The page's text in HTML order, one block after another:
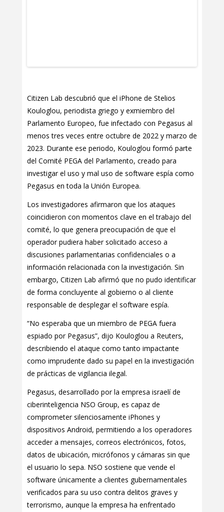
Citizen Lab descubrió que el iPhone de Stelios
Kouloglou, periodista griego y exmiembro del
Parlamento Europeo, fue infectado con Pegasus al
menos tres veces entre octubre de 2022 y marzo de
2023. Durante ese periodo, Kouloglou formó parte
del Comité PEGA del Parlamento, creado para
investigar el uso y mal uso de software espía como
Pegasus en toda la Unión Europea.
Los investigadores afirmaron que los ataques
coincidieron con momentos clave en el trabajo del
comité, lo que genera preocupación de que el
operador pudiera haber solicitado acceso a
discusiones parlamentarias confidenciales o a
información relacionada con la investigación. Sin
embargo, Citizen Lab afirmó que no pudo identificar
de forma concluyente al gobierno o al cliente
responsable de desplegar el software espía.
“No esperaba que un miembro de PEGA fuera
espiado por Pegasus”, dijo Kouloglou a Reuters,
describiendo el ataque como tanto impactante
como imprudente dado su papel en la investigación
de prácticas de vigilancia ilegal.
Pegasus, desarrollado por la empresa israelí de
ciberinteligencia NSO Group, es capaz de
comprometer silenciosamente iPhones y
dispositivos Android, permitiendo a los operadores
acceder a mensajes, correos electrónicos, fotos,
datos de ubicación, micrófonos y cámaras sin que
el usuario lo sepa. NSO sostiene que vende el
software únicamente a clientes gubernamentales
verificados para su uso contra delitos graves y
terrorismo, aunque la empresa ha enfrentado